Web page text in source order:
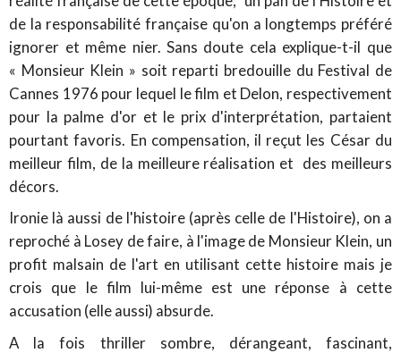
de la responsabilité française qu'on a longtemps préféré
ignorer et même nier. Sans doute cela explique-t-il que
« Monsieur Klein » soit reparti bredouille du Festival de
Cannes 1976 pour lequel le film et Delon, respectivement
pour la palme d'or et le prix d'interprétation, partaient
pourtant favoris. En compensation, il reçut les César du
meilleur film, de la meilleure réalisation et des meilleurs
décors.
Ironie là aussi de l'histoire (après celle de l'Histoire), on a
reproché à Losey de faire, à l'image de Monsieur Klein, un
profit malsain de l'art en utilisant cette histoire mais je
crois que le film lui-même est une réponse à cette
accusation (elle aussi) absurde.
A la fois thriller sombre, dérangeant, fascinant,